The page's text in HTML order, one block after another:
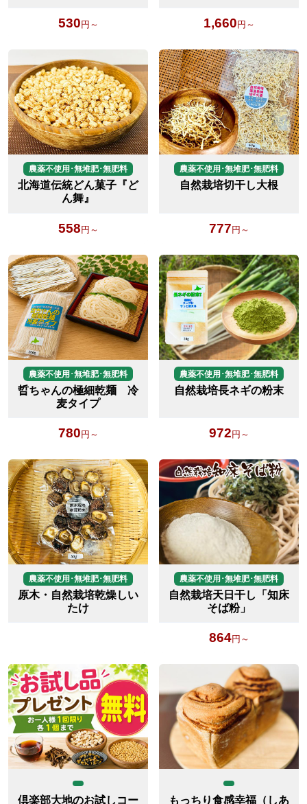
530 円～ 1,660 円～
農薬不使用･無堆肥･無肥料
北海道伝統どん菓子『ど
ん舞』
558円～
農薬不使用･無堆肥･無肥料
自然栽培切干し大根
777円～
農薬不使用･無堆肥･無肥料
晢ちゃんの極細乾麺 冷
麦タイプ
780 円～
農薬不使用･無堆肥･無肥料
自然栽培長ネギの粉末
972 円～
農薬不使用･無堆肥･無肥料
原木・自然栽培乾燥しい
たけ
農薬不使用･無堆肥･無肥料
自然栽培天日干し「知床
そば粉」
864円～
倶楽部大地のお試しコー もっちり食感幸福（しあ